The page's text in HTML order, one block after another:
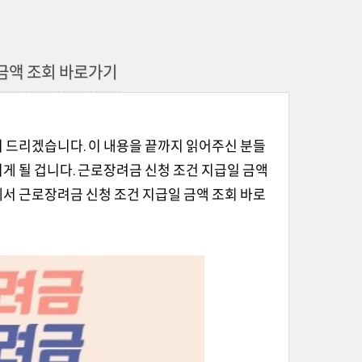
조회 바로가기
리겠습니다. 이 내용을 끝까지 읽어주신 분들
될 겁니다. 근로장려금 신청 조건 지급일 금액
근로장려금 신청 조건 지급일 금액 조회 바로